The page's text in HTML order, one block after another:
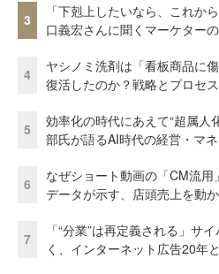
3
「下剋上したいなら、これか
口義宏さんに聞くマーケター
4
ヤシノミ洗剤は「看板商品に
復活したのか？戦略とプロセス
5
効率化の時代にあえて“超属
部氏が語るAI時代の経営・マ
6
なぜショート動画の「CM流
データが示す、店頭売上を動
7
「“分業”は再定義される」サ
く、インターネット広告20年